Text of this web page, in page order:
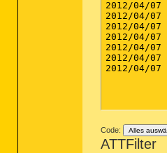
2012/04/07 17:41:15 +0200	CYNTHIA-
2012/04/07 20:54:17 +0200	CYNTHIA-VAIO	Cynthia
2012/04/07 20:54:17 +0200	CYNTHIA-VAIO	Cynthia
2012/04/07 20:54:17 +0200	CYNTHIA-VAIO	Cynthia
2012/04/07 20:54:17 +0200	CYNTHIA-VAIO	Cynthia
2012/04/07 20:54:24 +0200
2012/04/07 20:56:03 +0200
Code: Alles
ATTFilter